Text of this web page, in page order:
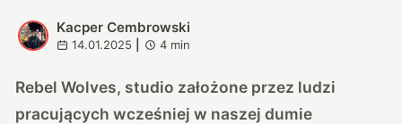
K
Kacper Cembrowski
14.01.2025 4 min
Rebel Wolves, studio założone przez ludzi
pracujących wcześniej w naszej dumie